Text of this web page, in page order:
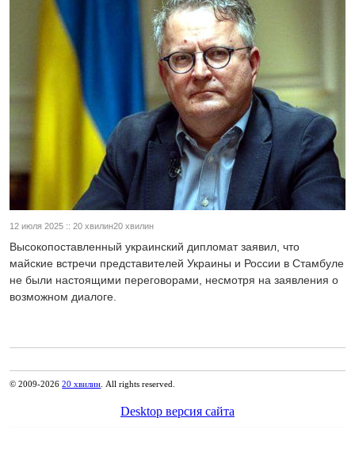
12 июля 2025 :: 20 хвилин20 хвилин
Высокопоставленный украинский дипломат заявил, что
майские встречи представителей Украины и России в Стамбуле
не были настоящими переговорами, несмотря на заявления о
возможном диалоге.
© 2009-202620 хвилин . All rights reserved.
Desktop версия сайта